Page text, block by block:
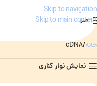
Skip to navigation
Skip to main content
منو
خانه cDNA
نمایش نوار کناری